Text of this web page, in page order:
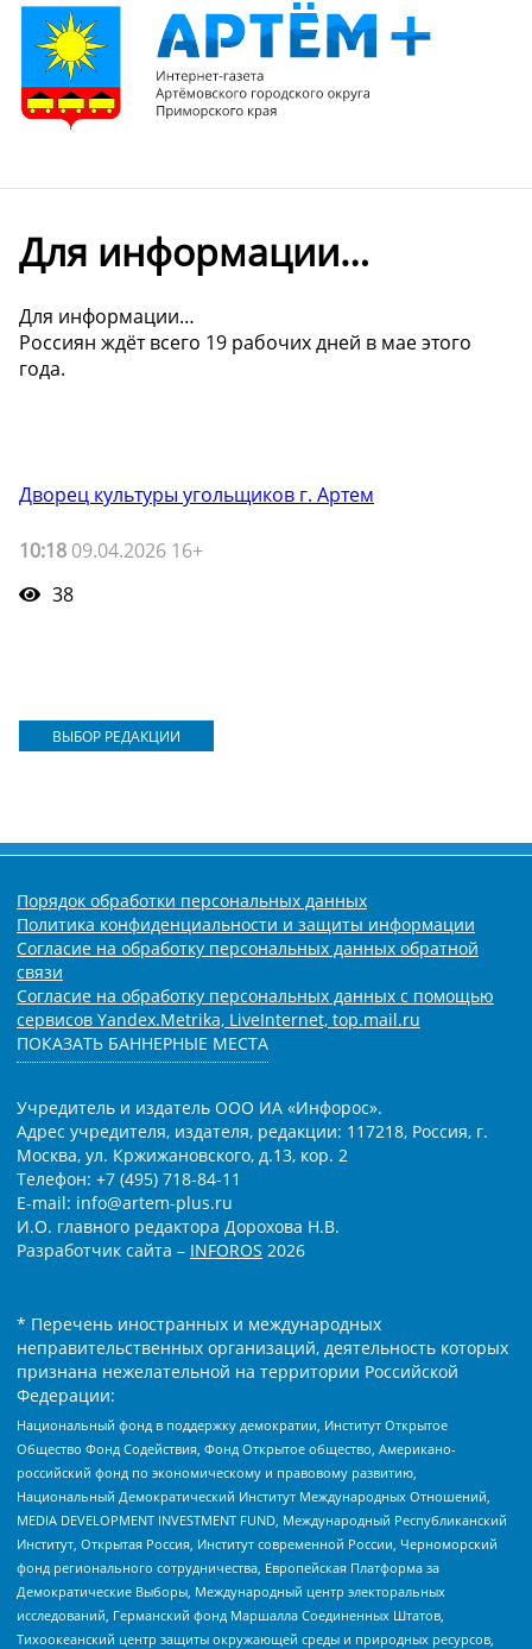
Для информации…
Для информации…
Россиян ждёт всего 19 рабочих дней в мае этого
года.
Дворец культуры угольщиков г. Артем
10:18 09.04.2026 16+
38
ВЫБОР РЕДАКЦИИ
Порядок обработки персональных данных
Политика конфиденциальности и защиты информации
Согласие на обработку персональных данных обратной
связи
Согласие на обработку персональных данных с помощью
сервисов Yandex.Metrika, LiveInternet, top.mail.ru
ПОКАЗАТЬ БАННЕРНЫЕ МЕСТА
Учредитель и издатель ООО ИА «Инфорос».
Адрес учредителя, издателя, редакции: 117218, Россия, г.
Москва, ул. Кржижановского, д.13, кор. 2
Телефон: +7 (495) 718-84-11
E-mail: info@artem-plus.ru
И.О. главного редактора Дорохова Н.В.
Разработчик сайта – INFOROS 2026
* Перечень иностранных и международных
неправительственных организаций, деятельность которых
признана нежелательной на территории Российской
Федерации:
Национальный фонд в поддержку демократии, Институт Открытое
Общество Фонд Содействия, Фонд Открытое общество, Американо-
российский фонд по экономическому и правовому развитию,
Национальный Демократический Институт Международных Отношений,
MEDIA DEVELOPMENT INVESTMENT FUND, Международный Республиканский
Институт, Открытая Россия, Институт современной России, Черноморский
фонд регионального сотрудничества, Европейская Платформа за
Демократические Выборы, Международный центр электоральных
исследований, Германский фонд Маршалла Соединенных Штатов,
Тихоокеанский центр защиты окружающей среды и природных ресурсов,